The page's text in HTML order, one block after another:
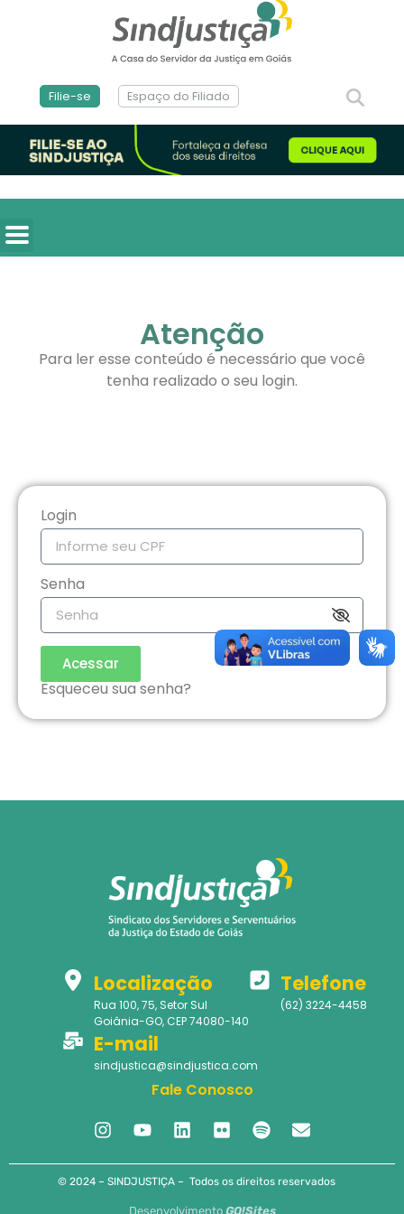
Filie-se Espaço do Filiado
Atenção
Para ler esse conteúdo é necessário que você
tenha realizado o seu login.
Login
Senha
Acessar
Esqueceu sua senha?
Localização
Rua 100, 75, Setor Sul
Goiânia-GO, CEP 74080-140
Telefone
(62) 3224-4458
E-mail
sindjustica@sindjustica.com
Fale Conosco
© 2024 – SINDJUSTIÇA – Todos os direitos reservados
Desenvolvimento GO!Sites